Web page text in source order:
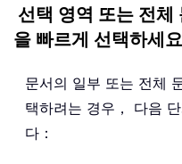
선택 영역 또는 전체
을 빠르게 선택하세요
문서의 일부 또는 전체
택하려는 경우， 다음
다：